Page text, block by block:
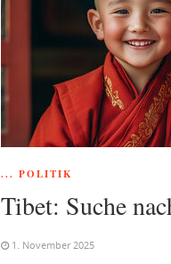
... POLITIK
Tibet: Suche
1. November 2025